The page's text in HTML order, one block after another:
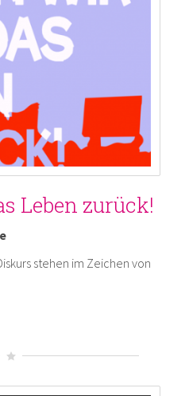
Leben zurück!
stehen im Zeichen von